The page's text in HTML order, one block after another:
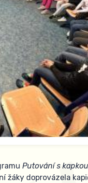
Putování s
žáky doprovázela